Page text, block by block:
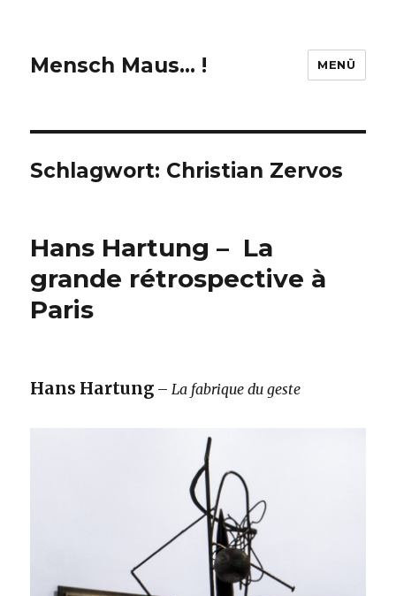
Mensch Maus… ! MENÜ
Schlagwort: Christian Zervos
Hans Hartung – La
grande rétrospective à
Paris
Hans Hartung –La fabrique du geste